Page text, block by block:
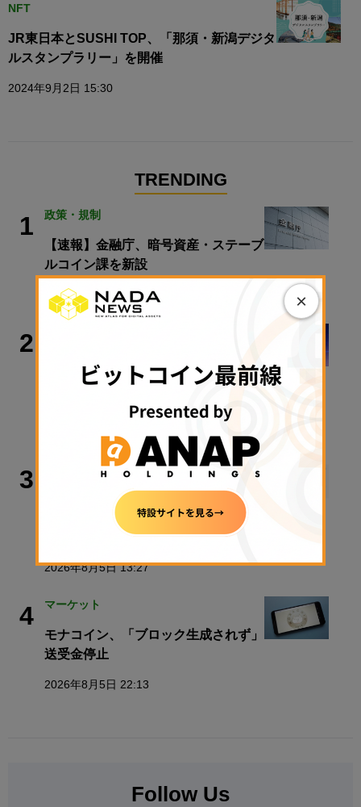
NFT
JR東日本とSUSHI TOP、「那須・新潟デジタ
ルスタンプラリー」を開催
2024年9月2日 15:30
TRENDING
1 政策・規制
【速報】金融庁、暗号資産・ステーブ
ルコイン課を新設
2026年8月5日 11:51
2
4万3000BTC保有のメタプラネット
CEO、Coldcard流出問題受け自社の
3
ビットコイン、海峡開放期待で米株史
上最高値、Clarity法案は大詰め【楽天
ウォレットDaily Report】
2026年8月5日 13:27
4 マーケット
モナコイン、「ブロック生成されず」
送受金停止
2026年8月5日 22:13
Follow Us
×